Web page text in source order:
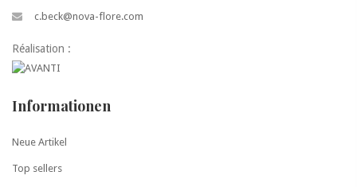
c.beck@nova-flore.com
Réalisation :
Informationen
Neue Artikel
Top sellers